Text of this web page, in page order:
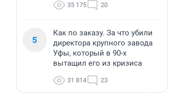
35 175 20
5
Как по заказу. За что убили
директора крупного завода
Уфы, который в 90-х
вытащил его из кризиса
31 814 23